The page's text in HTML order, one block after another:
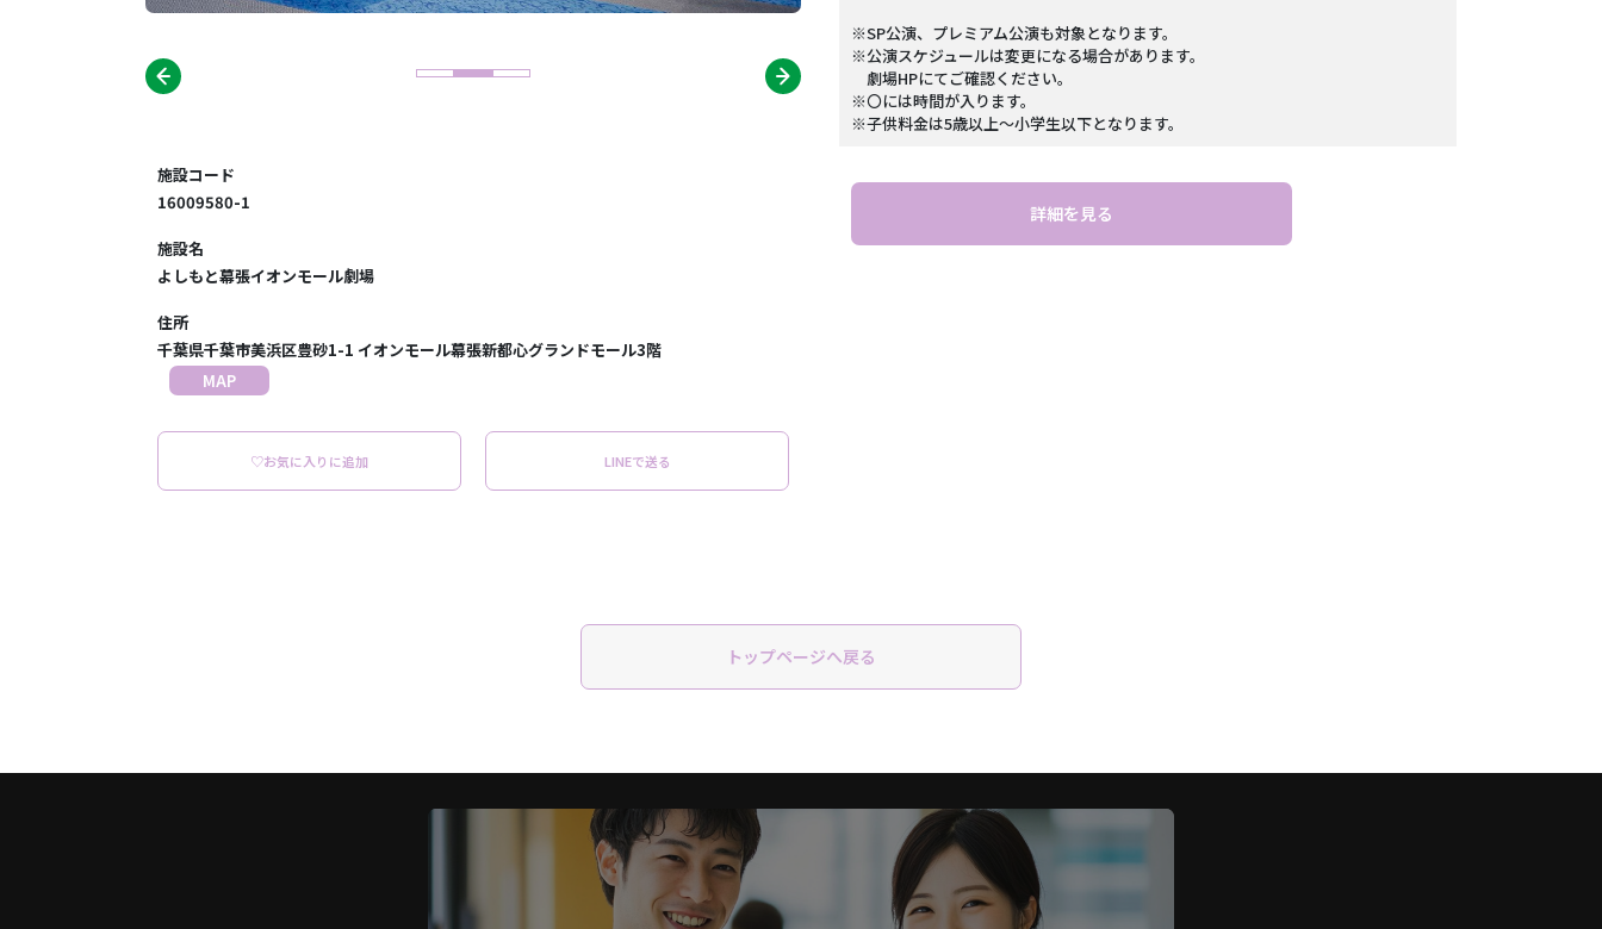
※SP公演、プレミアム公演も対象となります。
※公演スケジュールは変更になる場合があります。
劇場HPにてご確認ください。
※〇には時間が入ります。
※子供料金は5歳以上～小学生以下となります。
詳細を見る
施設コード
16009580-1
施設名
よしもと幕張イオンモール劇場
住所
千葉県千葉市美浜区豊砂1-1 イオンモール幕張新都心グランドモール3階
MAP
♡お気に入りに追加 LINEで送る
トップページへ戻る